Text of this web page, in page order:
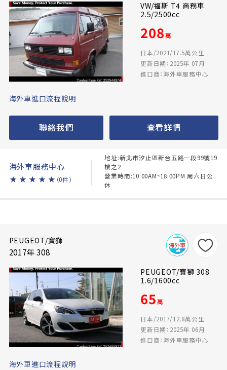
VW/福斯 T4 商務車
2.5/2500cc
208萬
日本/2021/17.5萬公里
更新日期：2025年 07月
進口商：海外車服務中心
海外車進口流程說明
聯絡我們 查看詳情
海外車服務中心
★ ★ ★ ★ ★ （0件）
地址:新北市汐止區新台五路一段99號19
樓之2
營業時間:10:00AM~18:00PM 周六日公
休
PEUGEOT/寶獅
2017年 308
PEUGEOT/寶獅 308
1.6/1600cc
65萬
日本/2017/12.8萬公里
更新日期：2025年 06月
進口商：海外車服務中心
海外車進口流程說明